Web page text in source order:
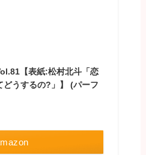
【表紙:松村北斗「恋
どうするの?」】 (パーフ